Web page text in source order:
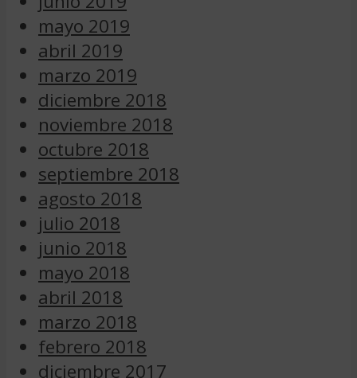
mayo 2019
abril 2019
marzo 2019
diciembre 2018
noviembre 2018
octubre 2018
septiembre 2018
agosto 2018
julio 2018
junio 2018
mayo 2018
abril 2018
marzo 2018
febrero 2018
diciembre 2017